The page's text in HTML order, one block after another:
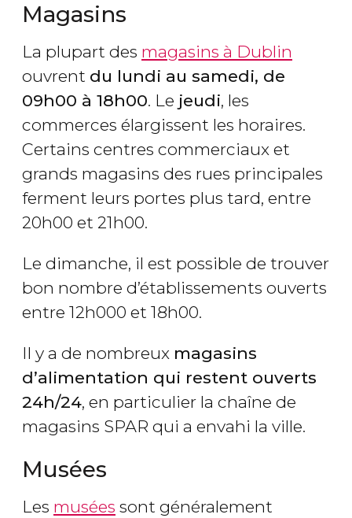
Magasins
La plupart des magasins à Dublin
ouvrent du lundi au samedi, de
09h00 à 18h00. Le jeudi, les
commerces élargissent les horaires.
Certains centres commerciaux et
grands magasins des rues principales
ferment leurs portes plus tard, entre
20h00 et 21h00.
Le dimanche, il est possible de trouver
bon nombre d’établissements ouverts
entre 12h000 et 18h00.
Il y a de nombreux magasins
d’alimentation qui restent ouverts
24h/24, en particulier la chaîne de
magasins SPAR qui a envahi la ville.
Musées
Les musées sont généralement